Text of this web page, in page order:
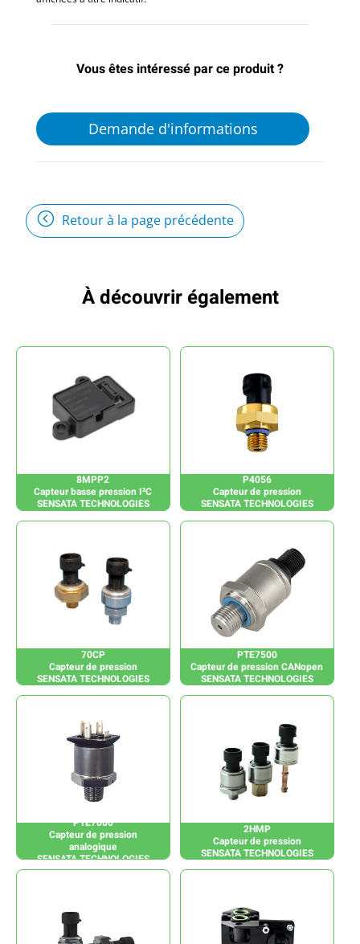
Vous êtes intéressé par ce produit ?
Demande d'informations
Retour à la page précédente
À découvrir également
8MPP2
Capteur basse pression I²C
SENSATA TECHNOLOGIES
P4056
Capteur de pression
SENSATA TECHNOLOGIES
70CP
Capteur de pression
SENSATA TECHNOLOGIES
PTE7500
Capteur de pression CANopen
SENSATA TECHNOLOGIES
PTE7000
Capteur de pression
analogique
SENSATA TECHNOLOGIES
2HMP
Capteur de pression
SENSATA TECHNOLOGIES